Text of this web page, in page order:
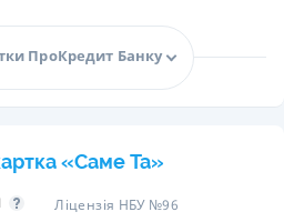
ПроКредит Банку
«Саме Та»
Ліцензія НБУ №96